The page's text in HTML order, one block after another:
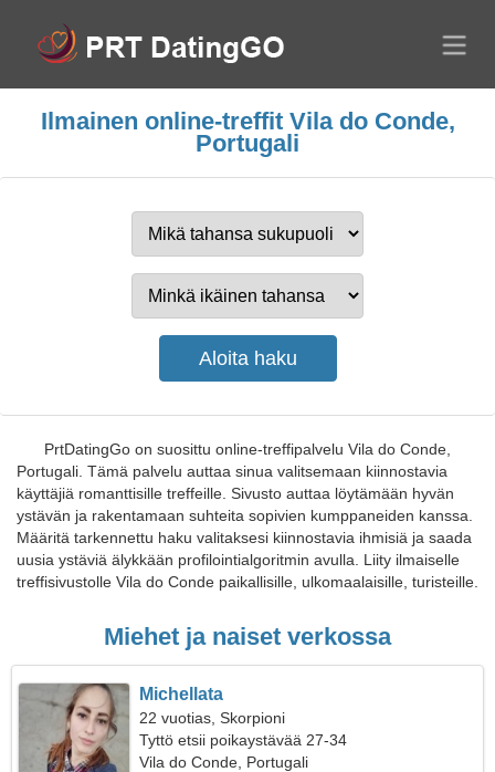
Ilmainen online-treffit Vila do Conde,
Portugali
PrtDatingGo on suosittu online-treffipalvelu Vila do Conde,
Portugali. Tämä palvelu auttaa sinua valitsemaan kiinnostavia
käyttäjiä romanttisille treffeille. Sivusto auttaa löytämään hyvän
ystävän ja rakentamaan suhteita sopivien kumppaneiden kanssa.
Määritä tarkennettu haku valitaksesi kiinnostavia ihmisiä ja saada
uusia ystäviä älykkään profilointialgoritmin avulla. Liity ilmaiselle
treffisivustolle Vila do Conde paikallisille, ulkomaalaisille, turisteille.
Miehet ja naiset verkossa
Michellata
22 vuotias, Skorpioni
Tyttö etsii poikaystävää 27-34
Vila do Conde, Portugali